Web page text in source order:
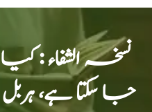
نسخہ الشفاء :
جا سکتا ہے،